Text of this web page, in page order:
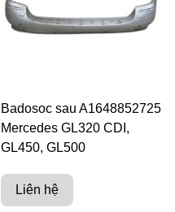
Badosoc sau A1648852725
Mercedes GL320 CDI,
GL450, GL500
Liên hệ